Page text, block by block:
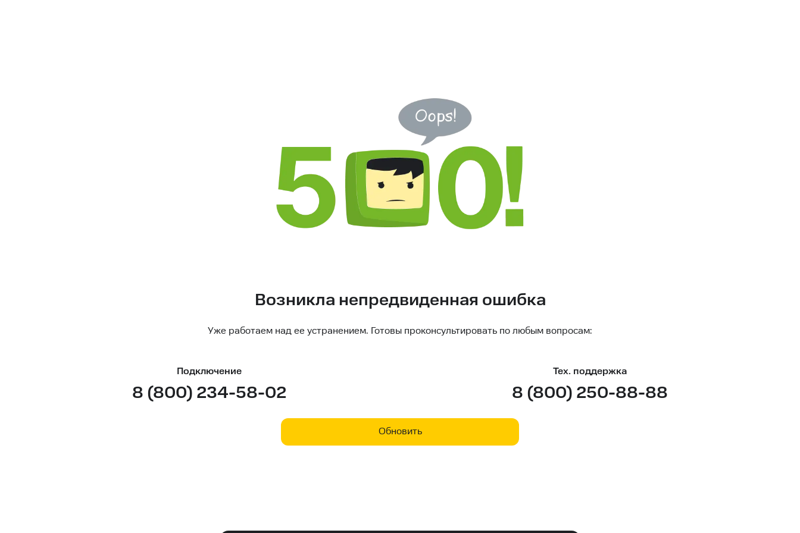
Возникла непредвиденная ошибка
Уже работаем над ее устранением. Готовы проконсультировать по любым вопросам:
Подключение
8 (800) 234-58-02
Тех. поддержка
8 (800) 250-88-88
Обновить